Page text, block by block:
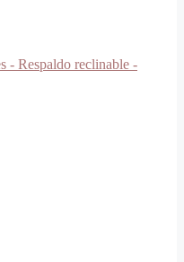
- Respaldo reclinable -